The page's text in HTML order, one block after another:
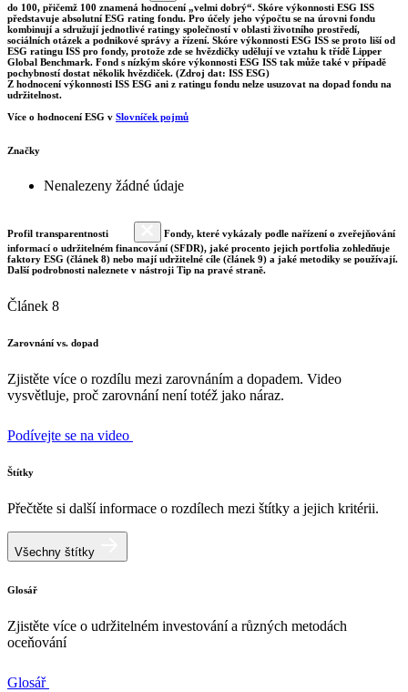
do 100, přičemž 100 znamená hodnocení „velmi dobrý“. Skóre výkonnosti ESG ISS
představuje absolutní ESG rating fondu. Pro účely jeho výpočtu se na úrovni fondu
kombinují a sdružují jednotlivé ratingy společností v oblasti životního prostředí,
sociálních otázek a podnikové správy a řízení. Skóre výkonnosti ESG ISS se proto liší od
ESG ratingu ISS pro fondy, protože zde se hvězdičky udělují ve vztahu k třídě Lipper
Global Benchmark. Fond s nízkým skóre výkonnosti ESG ISS tak může také v případě
pochybností dostat několik hvězdiček. (Zdroj dat: ISS ESG)
Z hodnocení výkonnosti ISS ESG ani z ratingu fondu nelze usuzovat na dopad fondu na
udržitelnost.
Více o hodnocení ESG v Slovníček pojmů
Značky
Nenalezeny žádné údaje
Profil transparentnosti
Fondy, které vykázaly podle nařízení o zveřejňování
informací o udržitelném financování (SFDR), jaké procento jejich portfolia zohledňuje
faktory ESG (článek 8) nebo mají udržitelné cíle (článek 9) a jaké metodiky se používají.
Další podrobnosti naleznete v nástroji Tip na pravé straně.
Článek 8
Zarovnání vs. dopad
Zjistěte více o rozdílu mezi zarovnáním a dopadem. Video
vysvětluje, proč zarovnání není totéž jako náraz.
Podívejte se na video
Štítky
Přečtěte si další informace o rozdílech mezi štítky a jejich kritérii.
Všechny štítky
Glosář
Zjistěte více o udržitelném investování a různých metodách
oceňování
Glosář